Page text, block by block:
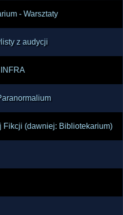
- Warsztaty
z audycji
Fikcji (dawniej: Bibliotekarium)